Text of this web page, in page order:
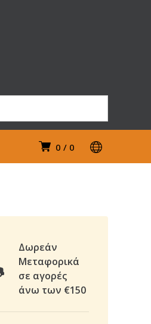
0 0
Δωρεάν
Μεταφορικά
σε αγορές
άνω των €150